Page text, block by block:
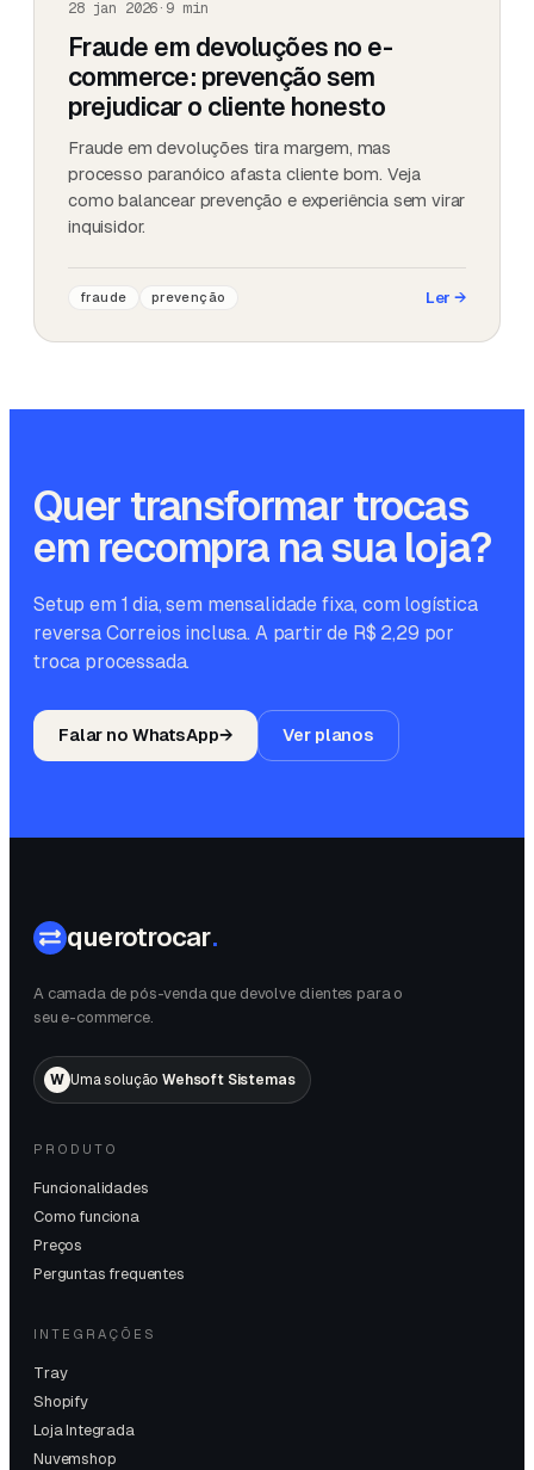
28 jan 2026 · 9min
Fraude em devoluções no e-
commerce: prevenção sem
prejudicar o cliente honesto
Fraude em devoluções tira margem, mas
processo paranóico afasta cliente bom. Veja
como balancear prevenção e experiência sem virar
inquisidor.
fraude prevenção Ler→
Quer transformar trocas
em recompra na sua loja?
Setup em 1 dia, sem mensalidade fixa, com logística
reversa Correios inclusa. A partir de R$ 2,29 por
troca processada.
Falar no WhatsApp→ Ver planos
querotrocar.
A camada de pós-venda que devolve clientes para o
seu e-commerce.
W Uma soluçãoWehsoft Sistemas
PRODUTO
Funcionalidades
Como funciona
Preços
Perguntas frequentes
INTEGRAÇÕES
Tray
Shopify
Loja Integrada
Nuvemshop